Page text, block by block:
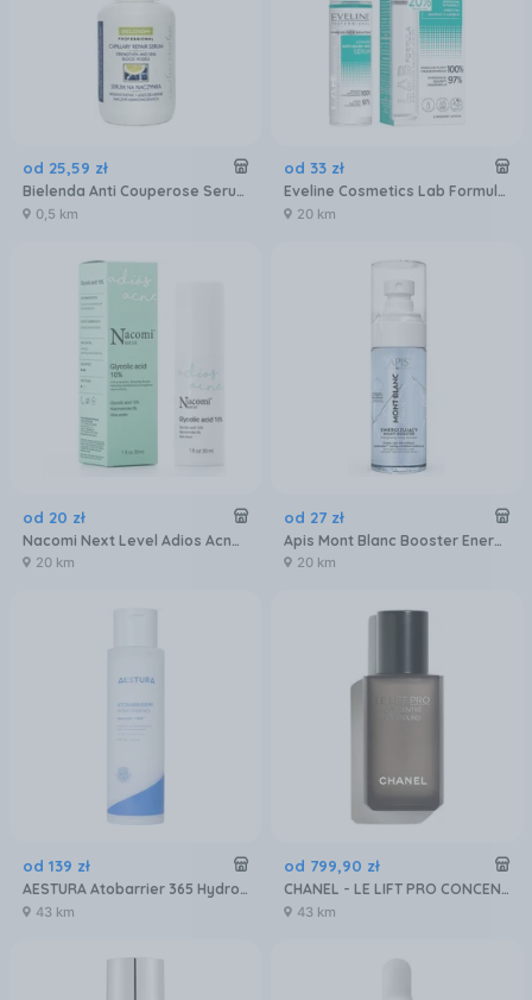
od 25,59 zł
Bielenda Anti Couperose Serum Na Naczynka 32 ml
0,5 km
od 33 zł
Eveline Cosmetics Lab Formula Zaawansowane Serum Na Przebarwienia 30ml
20 km
od 20 zł
Nacomi Next Level Adios Acne Glycolic Acid 10% Serum Do Twarzy Z Kwasem Glikolowym 10% 30 ml
20 km
od 27 zł
Apis Mont Blanc Booster Energizujący Milky Booster Do Twarzy 100 ml
20 km
od 139 zł
AESTURA Atobarrier 365 Hydro Essence nawilżająca esencja do twarzy 200ml
43 km
od 799,90 zł
CHANEL - LE LIFT PRO CONCENTRÉ CONTOURS Serum korygująco-napinające (3145891418460)
43 km